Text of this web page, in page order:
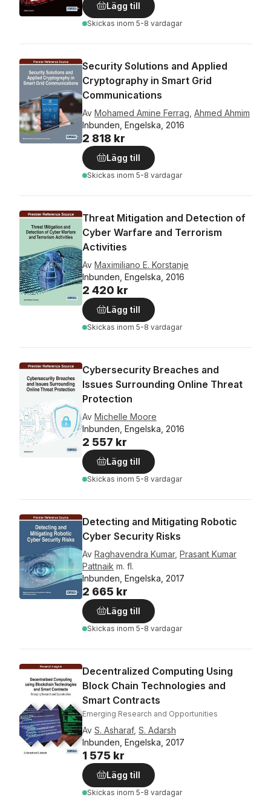
Lägg till
Skickas inom 5-8 vardagar
Security Solutions and Applied
Cryptography in Smart Grid
Communications
Av Mohamed Amine Ferrag Ahmed Ahmim
Inbunden, Engelska, 2016
2 818 kr
Lägg till
Skickas inom 5-8 vardagar
Threat Mitigation and Detection of
Cyber Warfare and Terrorism
Activities
Av Maximiliano E. Korstanje
Inbunden, Engelska, 2016
2 420 kr
Lägg till
Skickas inom 5-8 vardagar
Cybersecurity Breaches and
Issues Surrounding Online Threat
Protection
Av Michelle Moore
Inbunden, Engelska, 2016
2 557 kr
Lägg till
Skickas inom 5-8 vardagar
Detecting and Mitigating Robotic
Cyber Security Risks
Av Raghavendra Kumar, Prasant Kumar
Pattnaik m. fl.
Inbunden, Engelska, 2017
2 665 kr
Lägg till
Skickas inom 5-8 vardagar
Decentralized Computing Using
Block Chain Technologies and
Smart Contracts
Emerging Research and Opportunities
Av S. Asharaf, S. Adarsh
Inbunden, Engelska, 2017
1 575 kr
Lägg till
Skickas inom 5-8 vardagar